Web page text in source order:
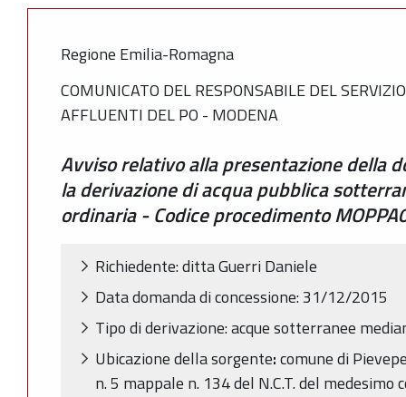
Regione Emilia-Romagna
COMUNICATO DEL RESPONSABILE DEL
AFFLUENTI DEL PO - MODENA
Avviso relativo alla presentazione della
la derivazione di acqua pubblica
ordinaria - Codice procedimento
Richiedente: ditta Guerri Daniele
Data domanda di concessione: 31/12/2015
Tipo di derivazione: acque sotterranee
Ubicazione della sorgente:comune di
n. 5 mappale n. 134 del N.C.T. del medesimo